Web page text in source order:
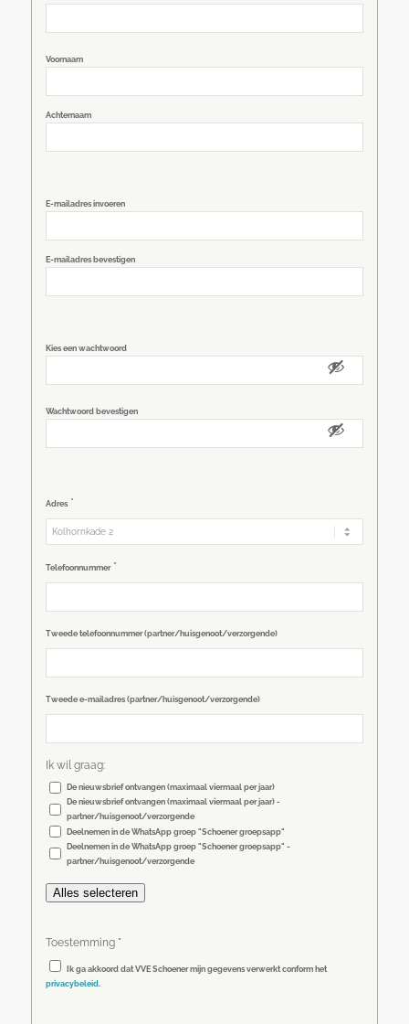
Naam
*
Voornaam
Achternaam
E-
mailadres
E-mailadres invoeren
E-mailadres bevestigen
Wachtwoord
*
Kies een wachtwoord
Wachtwoord bevestigen
Adres *
Telefoonnummer *
Tweede telefoonnummer (partner/huisgenoot/verzorgende)
Tweede e-mailadres (partner/huisgenoot/verzorgende)
Ik wil graag:
De nieuwsbrief ontvangen (maximaal viermaal per jaar)
De nieuwsbrief ontvangen (maximaal viermaal per jaar) -
partner/huisgenoot/verzorgende
Deelnemen in de WhatsApp groep "Schoener groepsapp"
Deelnemen in de WhatsApp groep "Schoener groepsapp" -
partner/huisgenoot/verzorgende
Alles selecteren
Toestemming *
Ik ga akkoord dat VVE Schoener mijn gegevens verwerkt conform het
privacybeleid.